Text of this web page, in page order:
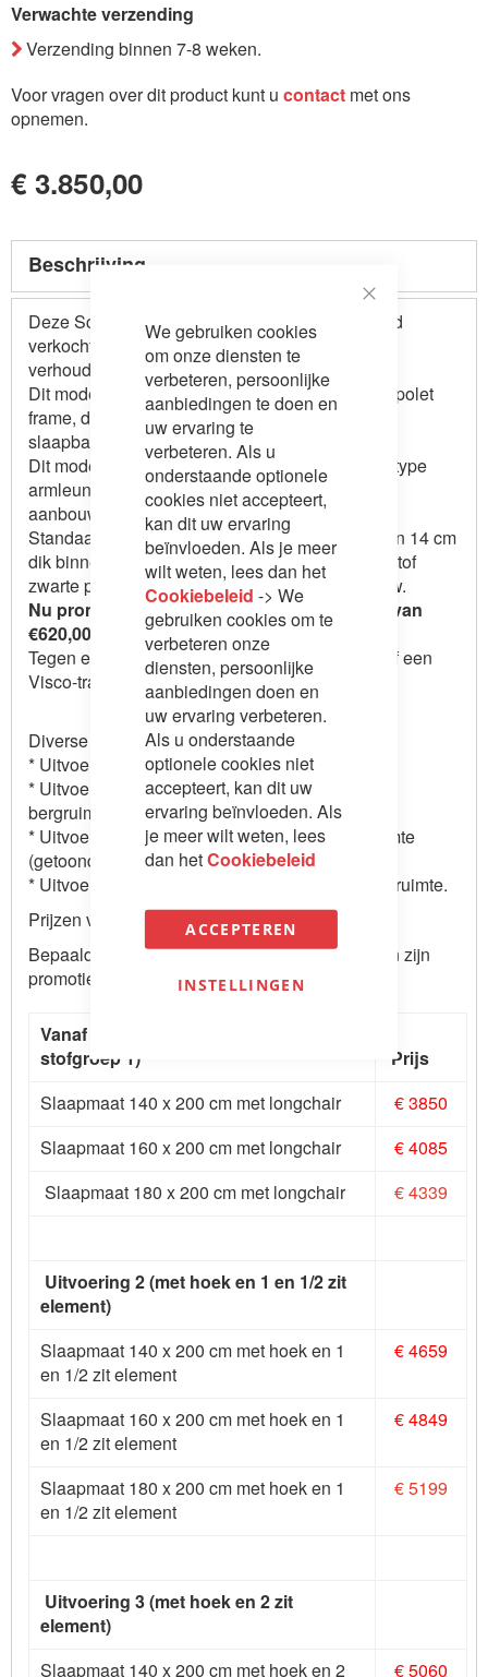
Close
Cookie
We gebruiken cookies
om onze diensten te
verbeteren, persoonlijke
aanbiedingen te doen en
uw ervaring te
verbeteren. Als u
onderstaande optionele
cookies niet accepteert,
kan dit uw ervaring
beïnvloeden. Als je meer
wilt weten, lees dan het
Cookiebeleid -> We
gebruiken cookies om te
verbeteren onze
diensten, persoonlijke
aanbiedingen doen en
uw ervaring verbeteren.
Als u onderstaande
optionele cookies niet
accepteert, kan dit uw
ervaring beïnvloeden. Als
je meer wilt weten, lees
dan hetCookiebeleid
ACCEPTEREN
INSTELLINGEN
Verwachte verzending
Verzending binnen 7-8 weken.
Voor vragen over dit product kunt u contact met ons
opnemen.
€ 3.850,00
Beschrijving
Deze Scandinavische slaapbank wordt geregeld
verkocht vanwege zijn goede prijs - kwaliteit
verhouding.
Dit model slaapbank is uitgevoerd met een Lampolet
frame, dit is 1 van de meest solide frame's in
slaapbanken.
Dit model slaapbank heeft veel optie's: Diverse type
armleuningen, diverse poufs, diverse
aanbouwelementen of longchairs etc.
Standaard wordt dit model geleverd inclusief een 14 cm
dik binnenveringmatras, 2 armleuningen, kunststof
zwarte poten en de gekozen uitvoering aanbouw.
Nu promotie: Meerprijs pocketveringmatras van
€620,00 voor €349,00
Tegen extra meerprijs ook te krijgen met Latex of een
Visco-traagschuimmatras.
Diverse uitvoeringen te krijgen:
* Uitvoering 1:met Longchair met bergruimte.
* Uitvoering 2: met Hoek en 1 en halve zit met
bergruimte (L-opstelling, 1 armleuning)
* Uitvoering 3: met Hoek en 2 zitter met bergruimte
(getoonde hoofdfoto)
* Uitvoering 4: met Hoek en 2 1/2 zitter met bergruimte.
Prijzen voor stofgroep 1.
Bepaalde modellen / maten in rood aangegeven zijn
promotie prijzen.
Vanaf prijzen uitvoering 1 (standaard
stofgroep 1)
Prijs
Slaapmaat 140 x 200 cm met longchair
€ 3850
Slaapmaat 160 x 200 cm met longchair
€ 4085
Slaapmaat 180 x 200 cm met longchair
€ 4339
Uitvoering 2 (met hoek en 1 en 1/2 zit
element)
Slaapmaat 140 x 200 cm met hoek en 1
en 1/2 zit element
€ 4659
Slaapmaat 160 x 200 cm met hoek en 1
en 1/2 zit element
€ 4849
Slaapmaat 180 x 200 cm met hoek en 1
en 1/2 zit element
€ 5199
Uitvoering 3 (met hoek en 2 zit
element)
Slaapmaat 140 x 200 cm met hoek en 2
€ 5060